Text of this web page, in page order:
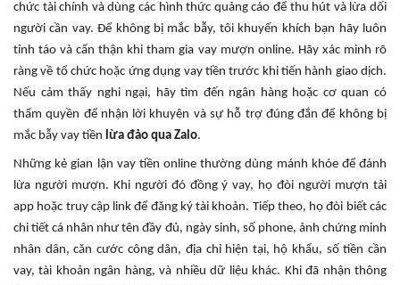
chức tài chính và dùng các hình thức quảng cáo để thu hút và lừa dối
người cần vay. Để không bị mắc bẫy, tôi khuyến khích bạn hãy luôn
tỉnh táo và cẩn thận khi tham gia vay mượn online. Hãy xác minh rõ
ràng về tổ chức hoặc ứng dụng vay tiền trước khi tiến hành giao dịch.
Nếu cảm thấy nghi ngại, hãy tìm đến ngân hàng hoặc cơ quan có
thẩm quyền để nhận lời khuyên và sự hỗ trợ đúng đắn để không bị
mắc bẫy vay tiền lừa đảo qua Zalo.
Những kẻ gian lận vay tiền online thường dùng mánh khóe để đánh
lừa người mượn. Khi người đó đồng ý vay, họ đòi người mượn tải
app hoặc truy cập link để đăng ký tài khoản. Tiếp theo, họ đòi biết các
chi tiết cá nhân như tên đầy đủ, ngày sinh, số phone, ảnh chứng minh
nhân dân, căn cước công dân, địa chỉ hiện tại, hộ khẩu, số tiền cần
vay, tài khoản ngân hàng, và nhiều dữ liệu khác. Khi đã nhận thông